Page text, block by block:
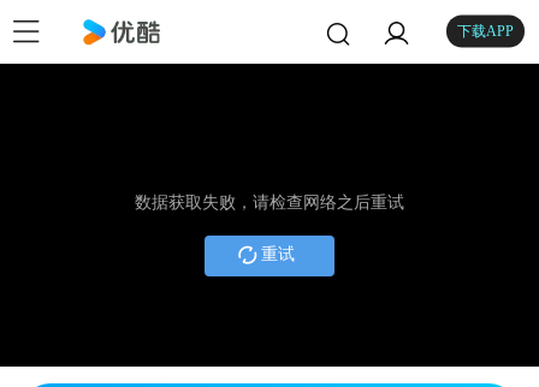
下载APP
数据获取失败，请检查网络之后重试
重试